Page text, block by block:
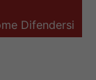
Difendersi